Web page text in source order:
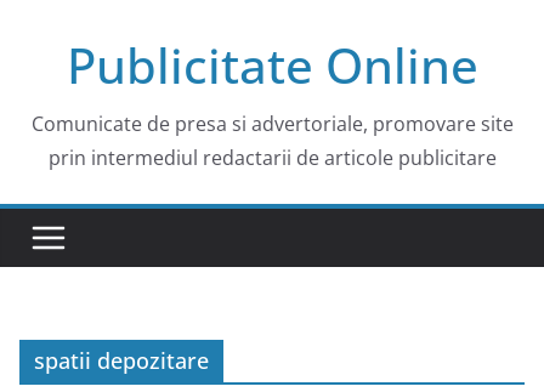
Publicitate Online
Comunicate de presa si advertoriale, promovare site
prin intermediul redactarii de articole publicitare
spatii depozitare